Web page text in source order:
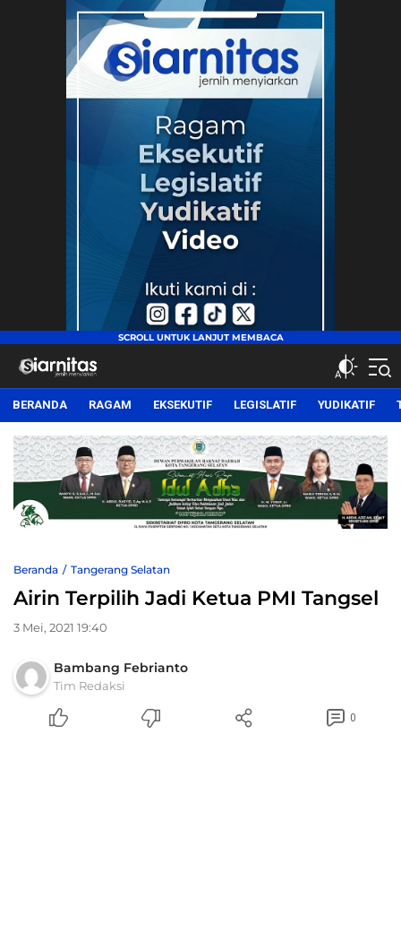
siarnitas
Jernih Menyiarkan
BERANDA RAGAM EKSEKUTIF LEGISLATIF YUDIKATIF
Beranda Tangerang Selatan
Airin Terpilih Jadi Ketua PMI Tangsel
3 Mei, 2021 19:40
Bambang Febrianto
Tim Redaksi
0